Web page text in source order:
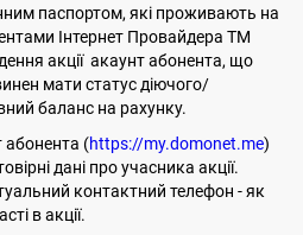
паспортом, які проживають на
Інтернет Провайдера ТМ
акції акаунт абонента, що
мати статус діючого/
баланс на рахунку.
абонента (https://my.domonet.me)
дані про учасника акції.
контактний телефон - як
в акції.